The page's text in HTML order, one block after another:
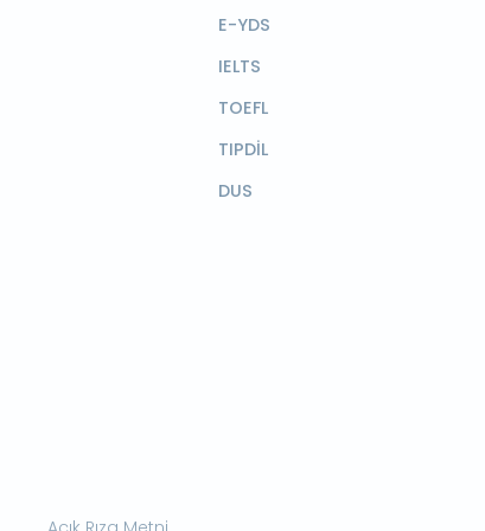
E-YDS
IELTS
TOEFL
TIPDİL
DUS